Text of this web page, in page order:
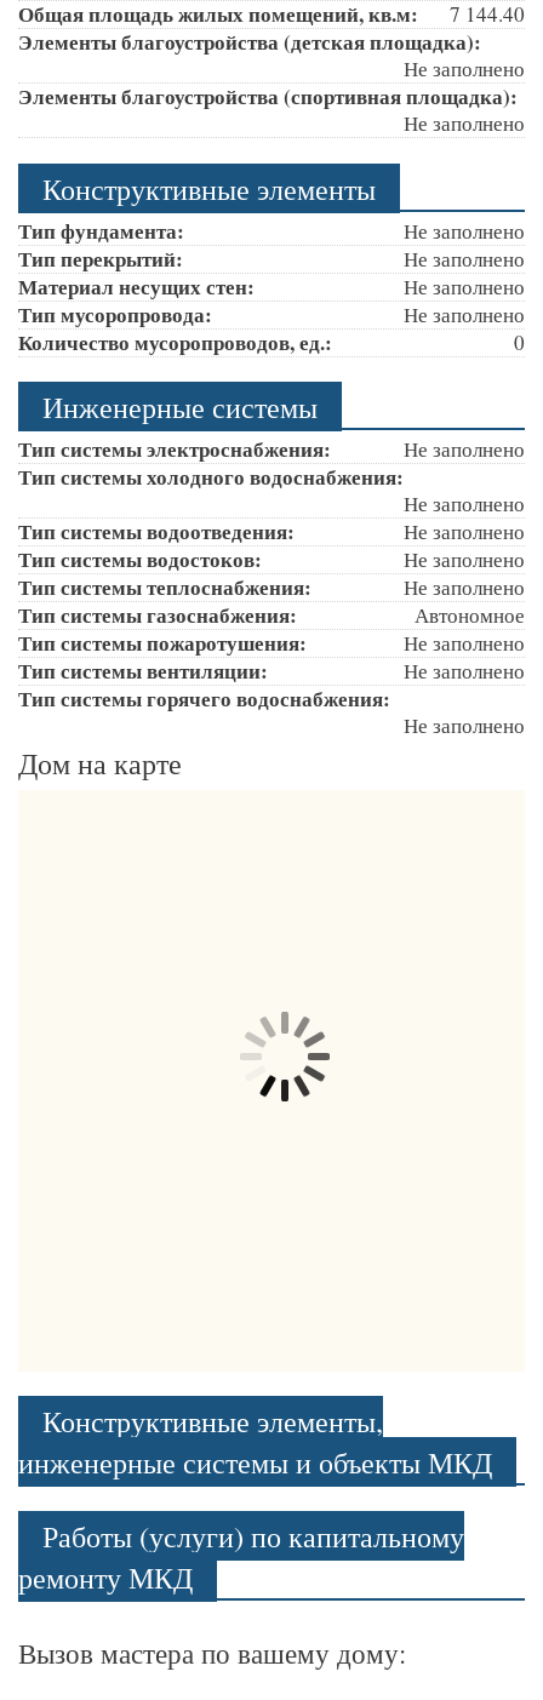
Общая площадь жилых помещений, кв.м: 7 144.40
Элементы благоустройства (детская площадка):
Не заполнено
Элементы благоустройства (спортивная площадка):
Не заполнено
Конструктивные элементы
Тип фундамента: Не заполнено
Тип перекрытий: Не заполнено
Материал несущих стен: Не заполнено
Тип мусоропровода: Не заполнено
Количество мусоропроводов, ед.: 0
Инженерные системы
Тип системы электроснабжения: Не заполнено
Тип системы холодного водоснабжения:
Не заполнено
Тип системы водоотведения: Не заполнено
Тип системы водостоков: Не заполнено
Тип системы теплоснабжения: Не заполнено
Тип системы газоснабжения: Автономное
Тип системы пожаротушения: Не заполнено
Тип системы вентиляции: Не заполнено
Тип системы горячего водоснабжения:
Не заполнено
Дом на карте
Конструктивные элементы,
инженерные системы и объекты МКД
Работы (услуги) по капитальному
ремонту МКД
Вызов мастера по вашему дому: